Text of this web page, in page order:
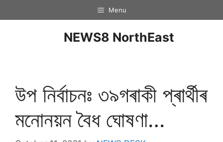
Menu
NEWS8 NorthEast
উপ নিৰ্বাচনঃ ৩৯গৰাকী প্ৰাৰ্থীৰ
মনোনয়ন বৈধ ঘোষণা…